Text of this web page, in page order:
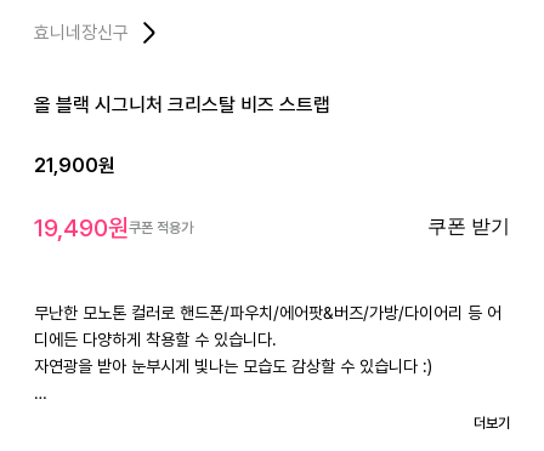
효니네장신구
올 블랙 시그니처 크리스탈 비즈 스트랩
21,900원
19,490원쿠폰 적용가 쿠폰 받기
무난한 모노톤 컬러로 핸드폰/파우치/에어팟&버즈/가방/다이어리 등 어
디에든 다양하게 착용할 수 있습니다.
자연광을 받아 눈부시게 빛나는 모습도 감상할 수 있습니다 :)
비즈부터 해외에서 소량 구매하여 수량 자체가 많지 않고, 제작 기간이 소
더보기